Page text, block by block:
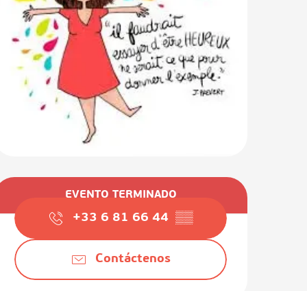
y datos de
EVENTO TERMINADO
+33 6 81 66 44 ▒▒
Contáctenos